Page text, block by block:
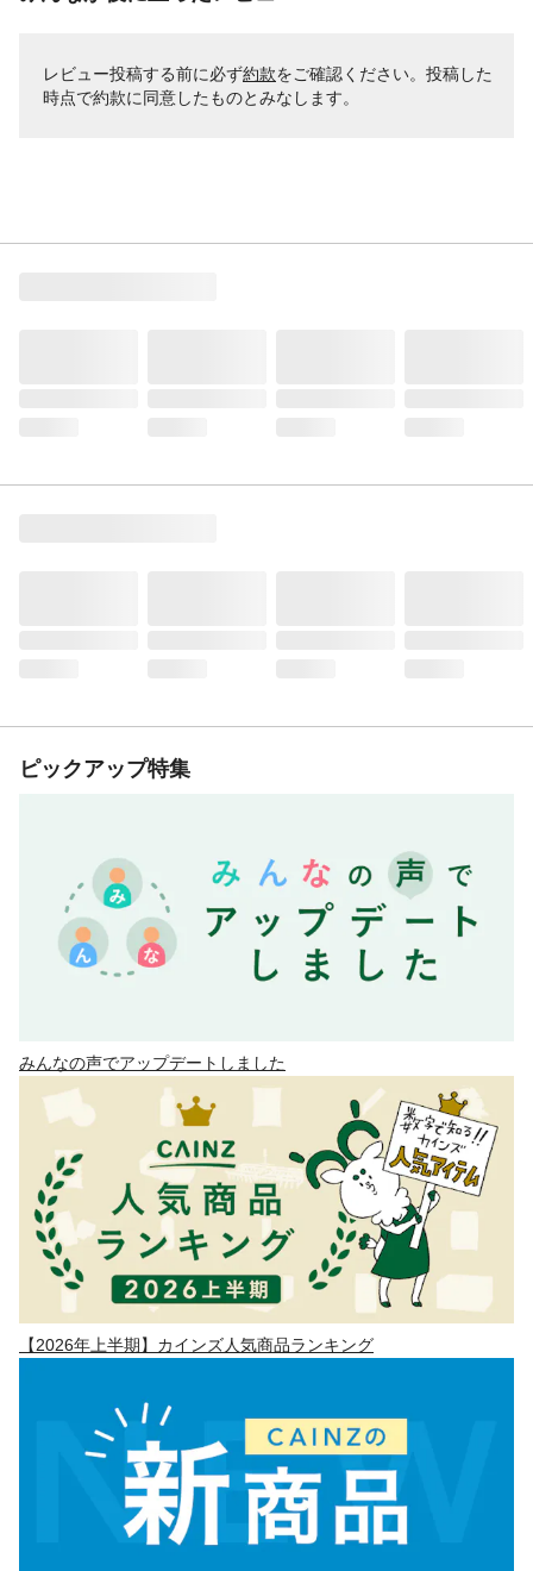
レビュー投稿する前に必ず約款をご確認ください。投稿した
時点で約款に同意したものとみなします。
ピックアップ特集
みんなの声でアップデートしました
【2026年上半期】カインズ人気商品ランキング